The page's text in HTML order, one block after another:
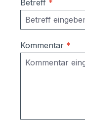
Betreff *
Kommentar *